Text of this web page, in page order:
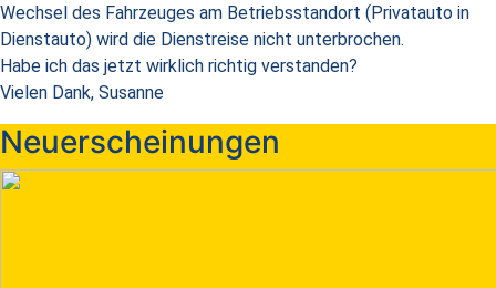
Wechsel des Fahrzeuges am Betriebsstandort (Privatauto in
Dienstauto) wird die Dienstreise nicht unterbrochen.
Habe ich das jetzt wirklich richtig verstanden?
Vielen Dank, Susanne
Neuerscheinungen